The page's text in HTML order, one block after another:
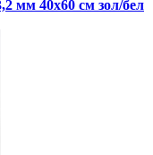
мм 40х60 см зол/бел